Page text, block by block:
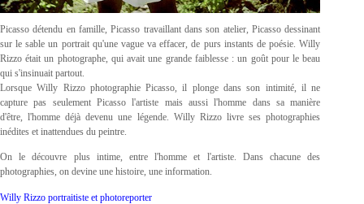
Picasso détendu en famille, Picasso travaillant dans son atelier, Picasso dessinant
sur le sable un portrait qu'une vague va effacer, de purs instants de poésie. Willy
Rizzo était un photographe, qui avait une grande faiblesse : un goût pour le beau
qui s'insinuait partout.
Lorsque Willy Rizzo photographie Picasso, il plonge dans son intimité, il ne
capture pas seulement Picasso l'artiste mais aussi l'homme dans sa manière
d'être, l'homme déjà devenu une légende. Willy Rizzo livre ses photographies
inédites et inattendues du peintre.
On le découvre plus intime, entre l'homme et l'artiste. Dans chacune des
photographies, on devine une histoire, une information.
Willy Rizzo portraitiste et photoreporter